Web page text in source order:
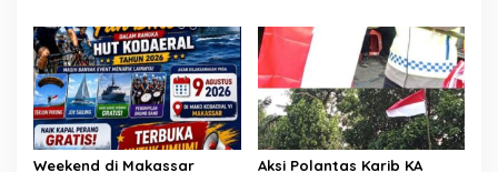
Hutan, Jaga Kehidupan
Bibit-Bibit Juara
Weekend di Makassar
Aksi Polantas Karib KA